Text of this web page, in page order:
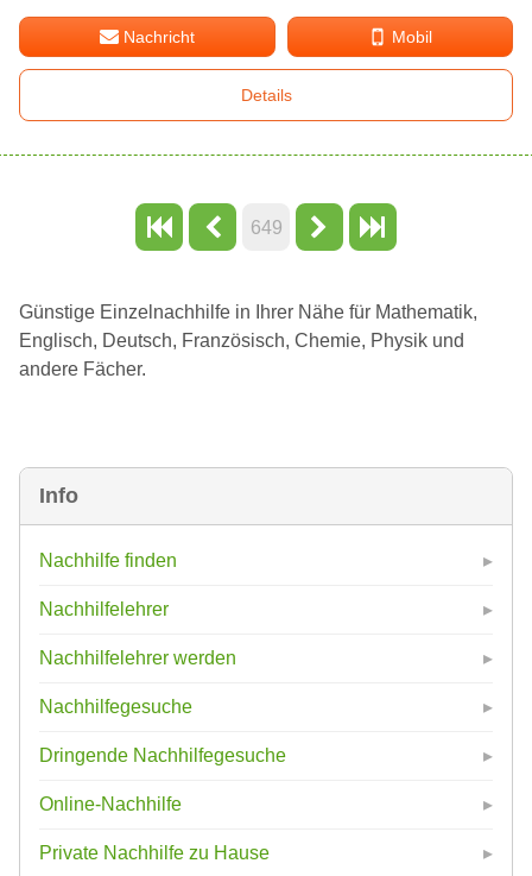
Info
Nachhilfe finden
Nachhilfelehrer
Nachhilfelehrer werden
Nachhilfegesuche
Dringende Nachhilfegesuche
Online-Nachhilfe
Private Nachhilfe zu Hause
Nachricht Mobil
Details
649
Günstige Einzelnachhilfe in Ihrer Nähe für Mathematik,
Englisch, Deutsch, Französisch, Chemie, Physik und
andere Fächer.